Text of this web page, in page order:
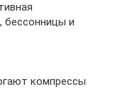
бессонницы и
компрессы